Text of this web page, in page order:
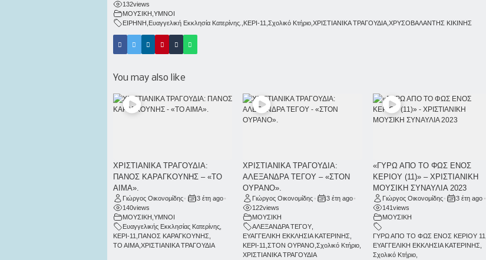
132views
ΜΟΥΣΙΚΗ ΥΜΝΟΙ
ΕΙΡΗΝΗ Ευαγγελική Εκκλησία Κατερίνης. ΚΕΡΙ-11 Σχολικό Κτήριο ΧΡΙΣΤΙΑΝΙΚΑ ΤΡΑΓΟΥΔΙΑ ΧΡΥΣΟΒΑΛΑΝΤΗΣ ΚΙΚΙΝΗΣ
You may also like
ΧΡΙΣΤΙΑΝΙΚΑ ΤΡΑΓΟΥΔΙΑ:
ΠΑΝΟΣ ΚΑΡΑΓΚΟΥΝΗΣ – «ΤΟ
ΑΙΜΑ».
Γιώργος Οικονομίδης• 3 έτη ago•
140views
ΜΟΥΣΙΚΗ ΥΜΝΟΙ
Ευαγγελικής Εκκλησίας Κατερίνης
ΚΕΡΙ-11
ΠΑΝΟΣ ΚΑΡΑΓΚΟΥΝΗΣ
ΤΟ ΑΙΜΑ ΧΡΙΣΤΙΑΝΙΚΑ ΤΡΑΓΟΥΔΙΑ
ΧΡΙΣΤΙΑΝΙΚΑ ΤΡΑΓΟΥΔΙΑ:
ΑΛΕΞΑΝΔΡΑ ΤΕΓΟΥ – «ΣΤΟΝ
ΟΥΡΑΝΟ».
Γιώργος Οικονομίδης • 3 έτη ago•
122views
ΜΟΥΣΙΚΗ
ΑΛΕΞΑΝΔΡΑ ΤΕΓΟΥ
ΕΥΑΓΓΕΛΙΚΗ ΕΚΚΛΗΣΙΑ ΚΑΤΕΡΙΝΗΣ
ΚΕΡΙ-11 ,ΣΤΟΝ ΟΥΡΑΝΟ ,Σχολικό Κτήριο
ΧΡΙΣΤΙΑΝΙΚΑ ΤΡΑΓΟΥΔΙΑ
«ΓΥΡΩ ΑΠΟ ΤΟ ΦΩΣ ΕΝΟΣ
ΚΕΡΙΟΥ (11)» – ΧΡΙΣΤΙΑΝΙΚΗ
ΜΟΥΣΙΚΗ ΣΥΝΑΥΛΙΑ 2023
Γιώργος Οικονομίδης• 3 έτη ago •
141 views
ΜΟΥΣΙΚΗ
ΓΥΡΩ ΑΠΟ ΤΟ ΦΩΣ ΕΝΟΣ ΚΕΡΙΟΥ 11
ΕΥΑΓΓΕΛΙΚΗ ΕΚΚΛΗΣΙΑ ΚΑΤΕΡΙΝΗΣ
Σχολικό Κτήριο,